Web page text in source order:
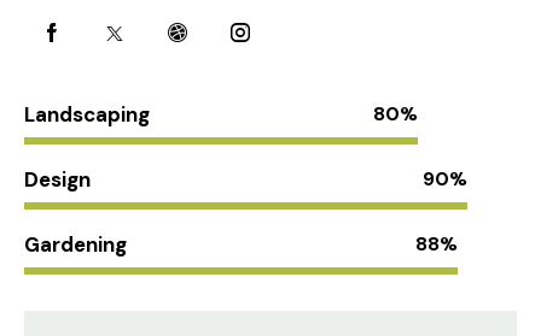
Landscaping 80%
Design 90%
Gardening 88%